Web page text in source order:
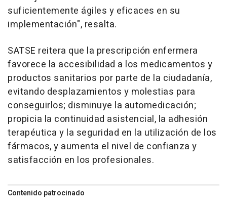
suficientemente ágiles y eficaces en su
implementación", resalta.
SATSE reitera que la prescripción enfermera
favorece la accesibilidad a los medicamentos y
productos sanitarios por parte de la ciudadanía,
evitando desplazamientos y molestias para
conseguirlos; disminuye la automedicación;
propicia la continuidad asistencial, la adhesión
terapéutica y la seguridad en la utilización de los
fármacos, y aumenta el nivel de confianza y
satisfacción en los profesionales.
Contenido patrocinado